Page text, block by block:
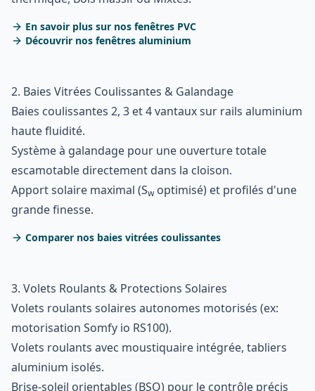
En savoir plus sur nos fenêtres PVC
Découvrir nos fenêtres aluminium
2. Baies Vitrées Coulissantes & Galandage
Baies coulissantes 2, 3 et 4 vantaux sur rails aluminium
haute fluidité.
Système à galandage pour une ouverture totale
escamotable directement dans la cloison.
Apport solaire maximal (Swoptimisé) et profilés d'une
grande finesse.
Comparer nos baies vitrées coulissantes
3. Volets Roulants & Protections Solaires
Volets roulants solaires autonomes motorisés (ex:
motorisation Somfy io RS100).
Volets roulants avec moustiquaire intégrée, tabliers
aluminium isolés.
Brise-soleil orientables (BSO) pour le contrôle précis